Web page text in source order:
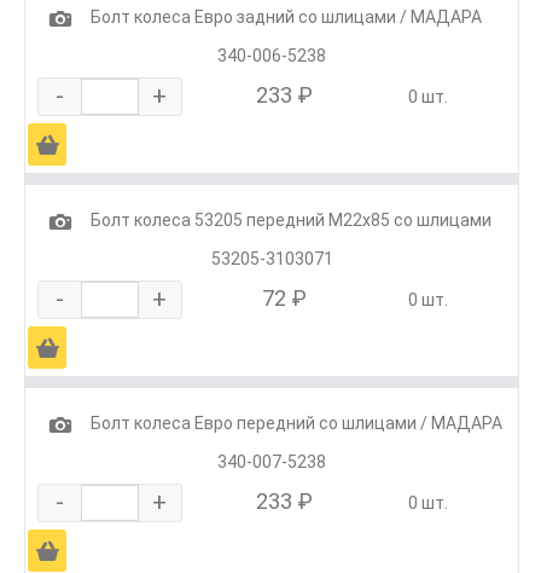
1
Болт колеса Евро задний со шлицами / МАДАРА
340-006-5238
- + 233 ₽ 0 шт.
Ä
1
Болт колеса 53205 передний М22х85 со шлицами
53205-3103071
- + 72 ₽ 0 шт.
Ä
1
Болт колеса Евро передний со шлицами / МАДАРА
340-007-5238
- + 233 ₽ 0 шт.
Ä